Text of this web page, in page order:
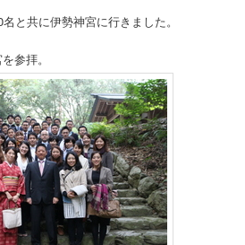
と共に伊勢神宮に行きました。
参拝。